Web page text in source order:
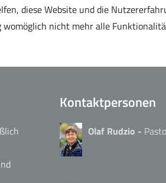
Kontaktpersonen
Olaf Rudzio -
diese Website und die
womöglich nicht mehr alle